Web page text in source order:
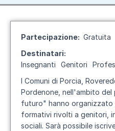
Partecipazione
Gratuita
Destinatari
Insegnanti
Genitori
I Comuni di Porcia,
Pordenone, nell'ambito
futuro" hanno
formativi rivolti a genitori,
sociali. Sarà possibile